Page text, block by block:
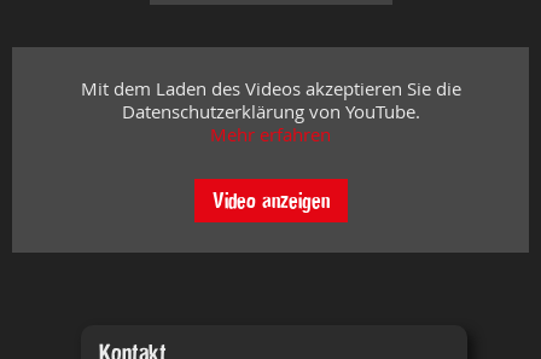
Mit dem Laden des Videos akzeptieren Sie die
Datenschutzerklärung von YouTube.
Mehr erfahren
Video anzeigen